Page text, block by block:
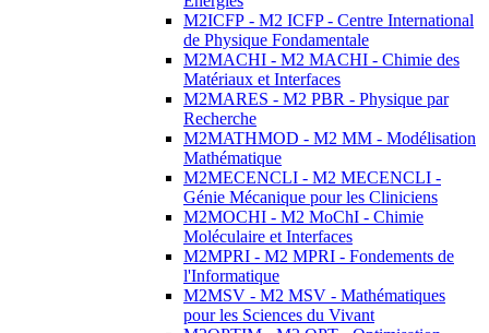
M2ICFP - M2 ICFP - Centre International
de Physique Fondamentale
M2MACHI - M2 MACHI - Chimie des
Matériaux et Interfaces
M2MARES - M2 PBR - Physique par
Recherche
M2MATHMOD - M2 MM - Modélisation
Mathématique
M2MECENCLI - M2 MECENCLI -
Génie Mécanique pour les Cliniciens
M2MOCHI - M2 MoChI - Chimie
Moléculaire et Interfaces
M2MPRI - M2 MPRI - Fondements de
l'Informatique
M2MSV - M2 MSV - Mathématiques
pour les Sciences du Vivant